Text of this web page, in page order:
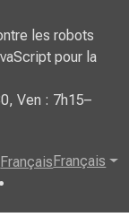
les robots
pour la
Ven : 7h15–
Français